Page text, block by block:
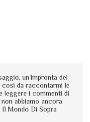
un'impronta del
così da raccontarmi le
leggere i commenti di
abbiamo ancora
Mondo Di Sopra